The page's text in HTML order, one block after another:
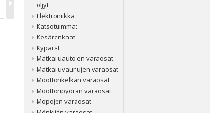
öljyt
Elektroniikka
Katsotuimmat
Kesärenkaat
Kypärät
Matkailuautojen varaosat
Matkailuvaunujen varaosat
Moottorikelkan varaosat
Moottoripyörän varaosat
Mopojen varaosat